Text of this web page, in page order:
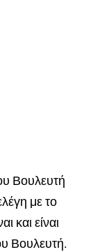
Βουλευτή
με το
και είναι
Βουλευτή.